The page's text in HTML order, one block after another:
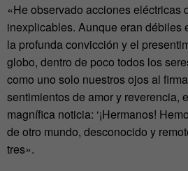
«He observado acciones eléctricas
inexplicables. Aunque eran débiles
la profunda convicción y el
globo, dentro de poco todos los
como uno solo nuestros ojos al
sentimientos de amor y reverencia,
magnífica noticia: ‘¡Hermanos!
de otro mundo, desconocido y
tres».